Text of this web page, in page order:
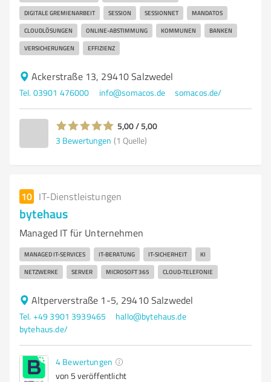
DIGITALE GREMIENARBEIT SESSION SESSIONNET MANDATOS
CLOUDLÖSUNGEN ONLINE-ABSTIMMUNG KOMMUNEN BANKEN
VERSICHERUNGEN EFFIZIENZ
Ackerstraße 13, 29410 Salzwedel
Tel. 03901 476000 info@somacos.de somacos.de/
5,00 / 5,00
3 Bewertungen (1 Quelle)
10 IT-Dienstleistungen
bytehaus
Managed IT für Unternehmen
MANAGED IT-SERVICES IT-BERATUNG IT-SICHERHEIT KI
NETZWERKE SERVER MICROSOFT 365 CLOUD-TELEFONIE
Altperverstraße 1-5, 29410 Salzwedel
Tel. +49 3901 3939465
hallo@bytehaus.de
bytehaus.de/
4 Bewertungen
von 5 veröffentlicht